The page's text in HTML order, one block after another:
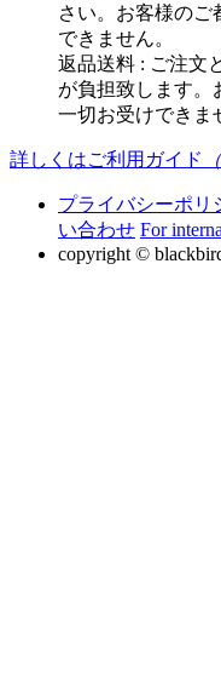
さい。お客様のご
できません。
返品送料 : ご注文
が負担致します。
一切お受けできま
詳しくはご利用ガイド
プライバシーポリ
い合わせ For
copyright ©